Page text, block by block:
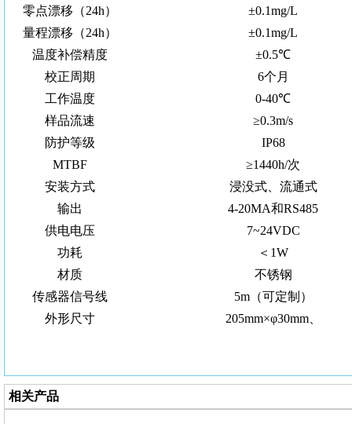
零点漂移（24h）
±0.1mg/L
量程漂移（24h）
±0.1mg/L
温度补偿精度
±0.5℃
校正周期
6个月
工作温度
0-40℃
样品流速
≥0.3m/s
防护等级
IP68
MTBF
≥1440h/次
安装方式
浸没式、流通式
输出
4-20MA和RS485
供电电压
7~24VDC
功耗
＜1W
材质
不锈钢
传感器信号线
5m（可定制）
外形尺寸
205mm×φ30mm、
相关产品